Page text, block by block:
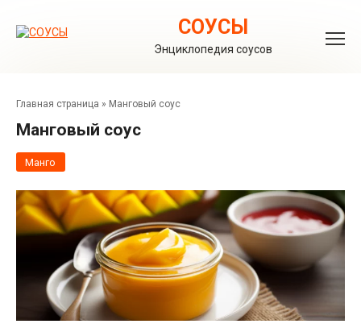
контенту
СОУСЫ
Энциклопедия соусов
Главная страница » Манговый соус
Манговый соус
Манго